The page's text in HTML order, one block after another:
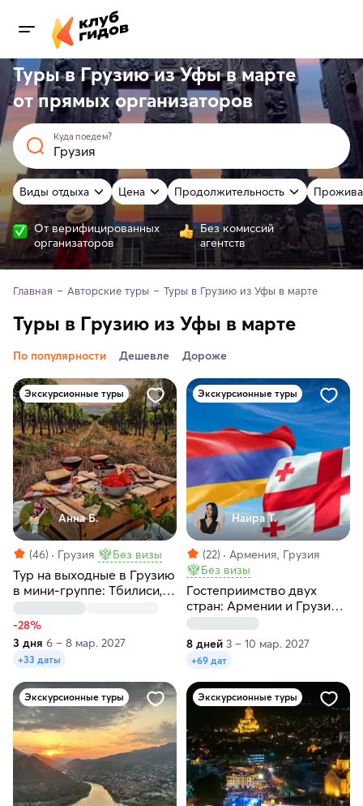
Туры в Грузию из Уфы в марте
отпрямыхорганизаторов
Куда поедем?
Виды отдыха Цена Продолжительность
От верифицированных
организаторов
Без комиссий
агентств
Главная Авторские туры Туры в Грузию из Уфы в марте
Туры в Грузию из Уфы в марте
По популярности Дешевле Дороже
Экскурсионные туры
Анна Б.
(46) Грузия Без визы
Тур на выходные в Грузию
в мини-группе: Тбилиси,
Кахетия, Мцхета, Казбеги
-28%
3 дня 6 – 8 мар. 2027
+33 даты
Экскурсионные туры
Наира Т.
(22)
Армения, Грузия
Без визы
Гостеприимство двух
стран: Армении и Грузии
за 8 дней
8 дней 3 – 10 мар. 2027
+69 дат
Экскурсионные туры Экскурсионные туры